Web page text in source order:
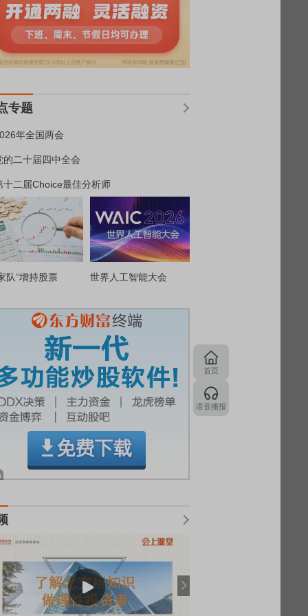
专题
年全国两会
的二十届四中全会
十二届Choice最佳分析师
队”增持股票 世界人工智能大会
首页
语音播报